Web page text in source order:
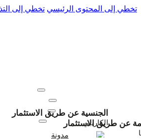
تخطي إلى المحتوى الرئيسي تخطي إلى
الجنسية عن طريق الاستثمار
الكاريبي
عن طريق الاستثمار
مدونة
تجديدات